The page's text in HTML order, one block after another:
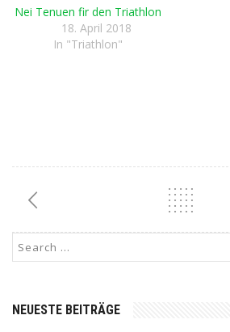
Nei Tenuen fir den Triathlon
18. April 2018
In "Triathlon"
NEUESTE BEITRÄGE